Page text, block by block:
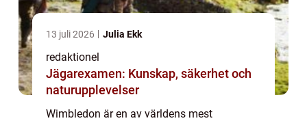
13 juli 2026 Julia Ekk
redaktionel
Jägarexamen: Kunskap, säkerhet och
naturupplevelser
Wimbledon är en av världens mest